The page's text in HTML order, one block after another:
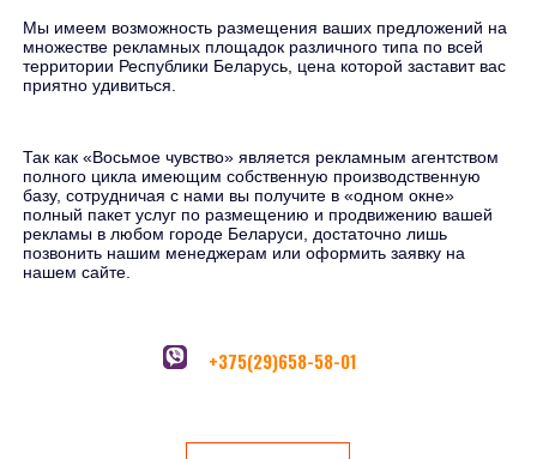
Мы имеем возможность размещения ваших предложений на
множестве рекламных площадок различного типа по всей
территории Республики Беларусь, цена которой заставит вас
приятно удивиться.
Так как «Восьмое чувство» является рекламным агентством
полного цикла имеющим собственную производственную
базу, сотрудничая с нами вы получите в «одном окне»
полный пакет услуг по размещению и продвижению вашей
рекламы в любом городе Беларуси, достаточно лишь
позвонить нашим менеджерам или оформить заявку на
нашем сайте.
+375(29)658-58-01